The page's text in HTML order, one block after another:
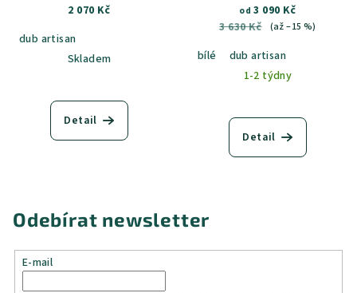
2 070 Kč
dub artisan
Skladem
Detail
od 3 090 Kč
3 630 Kč
(až –15 %)
bílé
dub artisan
1-2 týdny
Detail
Odebírat newsletter
E-mail